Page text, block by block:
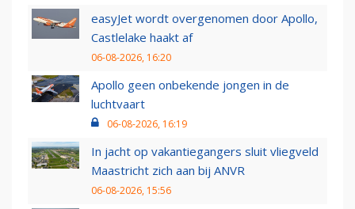
easyJet wordt overgenomen door Apollo,
Castlelake haakt af
06-08-2026, 16:20
Apollo geen onbekende jongen in de
luchtvaart
06-08-2026, 16:19
In jacht op vakantiegangers sluit vliegveld
Maastricht zich aan bij ANVR
06-08-2026, 15:56